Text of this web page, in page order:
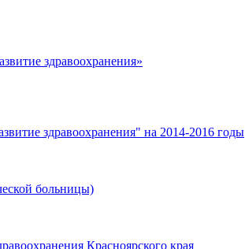
здравоохранения»
здравоохранения" на 2014-2016 годы
больницы)
Красноярского края